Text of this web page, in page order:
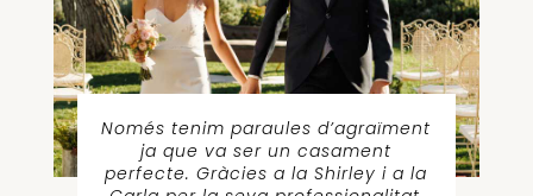
Només tenim paraules d’agraïment
ja que va ser un casament
perfecte. Gràcies a la Shirley i a la